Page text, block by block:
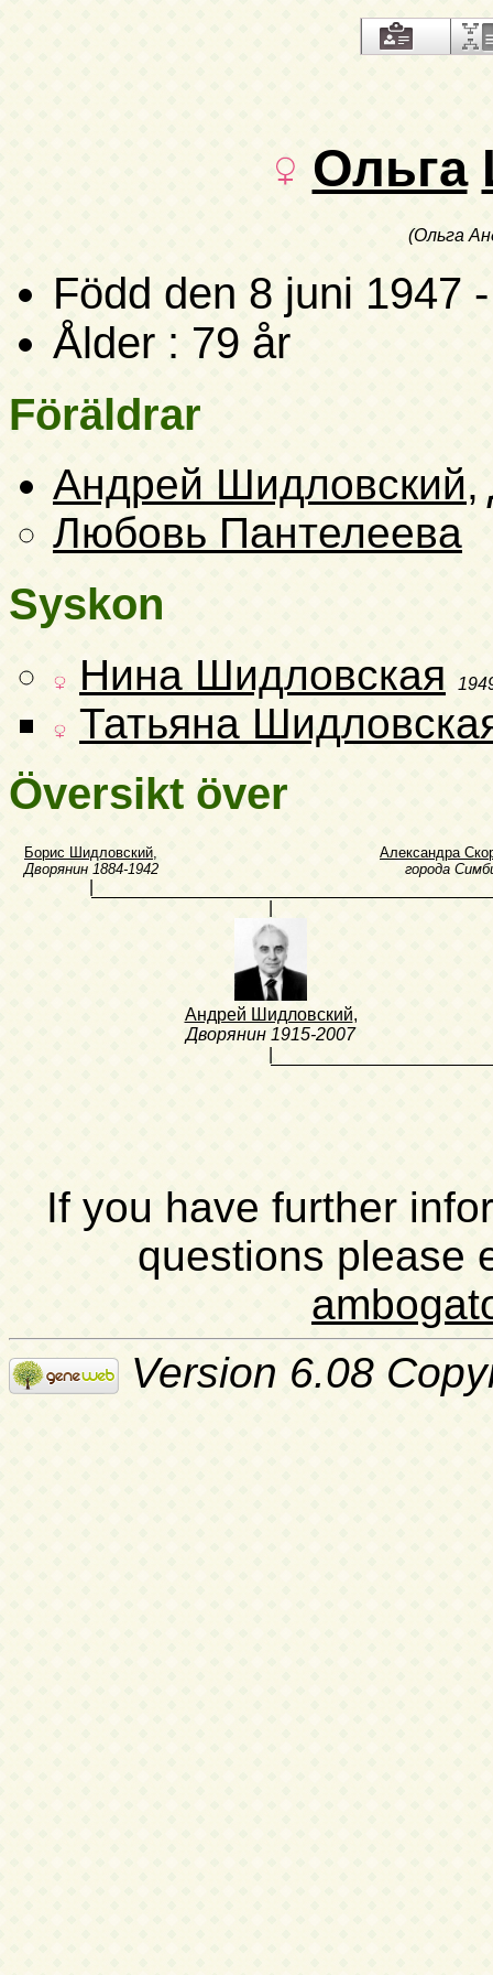
Ольга
(Ольга
Född den 8 juni 1947
Ålder : 79 år
Föräldrar
Андрей Шидловский,
Любовь Пантелеева
Syskon
Нина Шидловская
Татьяна
Översikt över
Борис Шидловский,
Дворянин 1884-1942
Александра
города
Андрей Шидловский,
Дворянин 1915-2007
If you have further
questions please
Version 6.08